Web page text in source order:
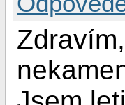
Zdravím,